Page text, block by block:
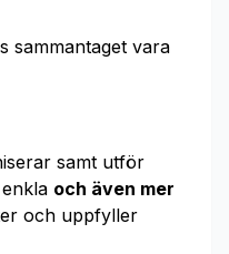
sammantaget vara
samt utför
och även mer
och uppfyller